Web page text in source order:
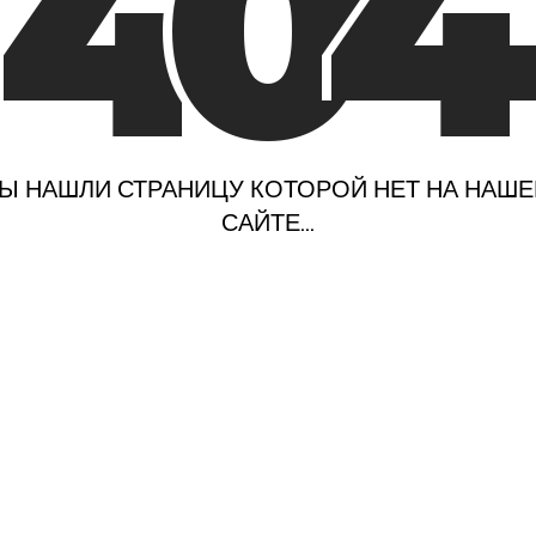
НАШЛИ СТРАНИЦУ КОТОРОЙ НЕТ НА
САЙТЕ...